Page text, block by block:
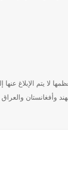
يصل إلى 100,000 جريمة شرف سنويًا،
وأفغانستان